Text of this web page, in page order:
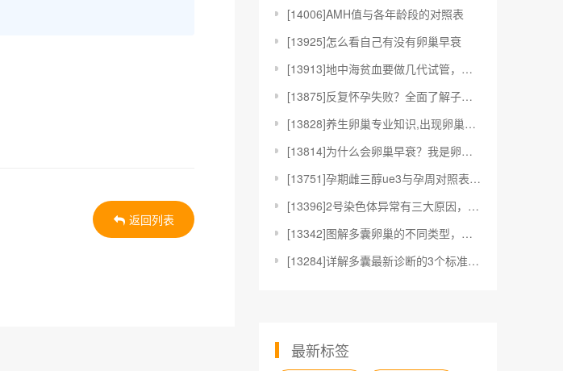
返回列表
[14006]AMH值与各年龄段的对照表
[13925]怎么看自己有没有卵巢早衰
[13913]地中海贫血要做几代试管，医生：这2种情况
[13875]反复怀孕失败？全面了解子宫内膜容受性阵列
[13828]养生卵巢专业知识,出现卵巢早衰有什么信号
[13814]为什么会卵巢早衰？我是卵巢早衰吗？
[13751]孕期雌三醇ue3与孕周对照表一览，一看就
[13396]2号染色体异常有三大原因，可能是妈妈或爸
[13342]图解多囊卵巢的不同类型，是轻是重看完见分
[13284]详解多囊最新诊断的3个标准，抽血查六项激
最新标签